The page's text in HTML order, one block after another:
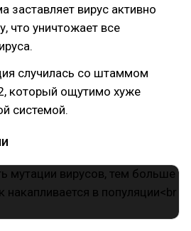
заставляет вирус активно
что уничтожает все
случилась со штаммом
который ощутимо хуже
системой.